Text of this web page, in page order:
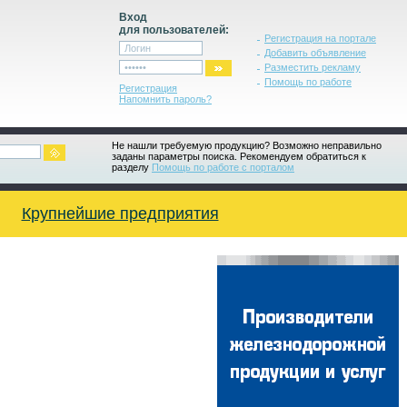
Вход
для пользователей:
Регистрация
Напомнить пароль?
Регистрация на портале
Добавить объявление
Разместить рекламу
Помощь по работе
Не нашли требуемую продукцию? Возможно неправильно
заданы параметры поиска. Рекомендуем обратиться к
разделу Помощь по работе с порталом
Крупнейшие предприятия